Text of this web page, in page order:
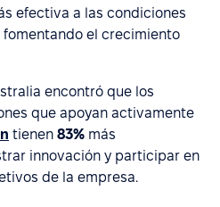
efectiva a las condiciones
el crecimiento
encontró que los
que apoyan activamente
tienen 83% más
innovación y participar en
de la empresa.